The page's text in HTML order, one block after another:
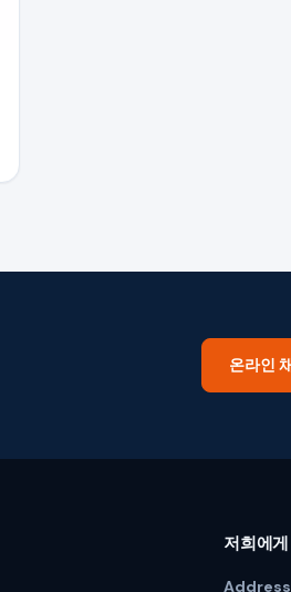
온라인
저희에